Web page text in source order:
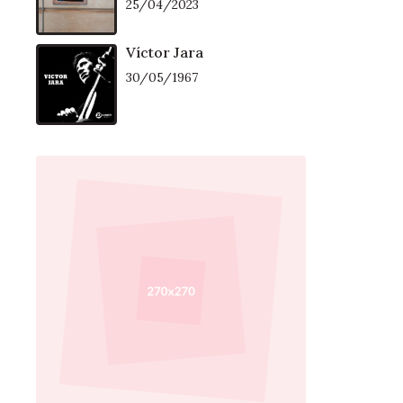
25/04/2023
Víctor Jara
30/05/1967